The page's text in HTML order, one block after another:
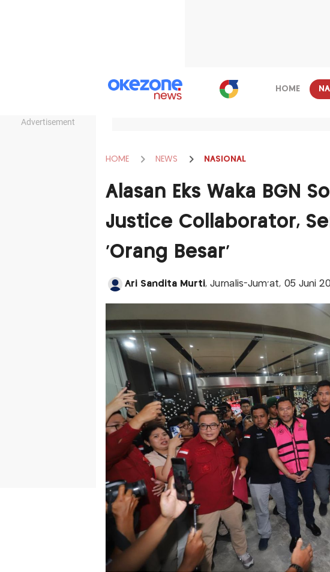
Advertisement
HOME
HOME NEWS NASIONAL
Alasan Eks Waka BGN
Justice Collaborator,
'Orang Besar'
Ari Sandita Murti, Jurnalis-Jum'at, 05 Juni